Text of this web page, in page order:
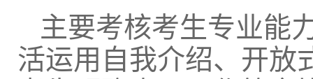
主要考核考生专业能
活运用自我介绍、开放